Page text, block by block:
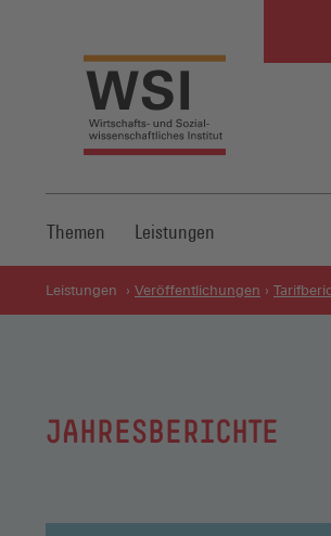
Themen Leistungen
Leistungen Veröffentlichungen
JAHRESBERICHTE